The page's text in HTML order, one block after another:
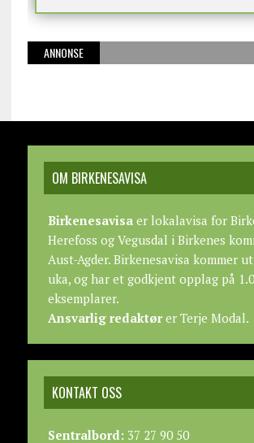
ANNONSE
OM BIRKENESAVISA
Birkenesavisaer lokalavisa for
Herefoss og Vegusdal i Birkenes
Aust-Agder. Birkenesavisa kommer
uka, og har et godkjent opplag på
eksemplarer.
Ansvarlig redaktører Terje Modal.
KONTAKT OSS
Sentralbord:37 27 90 50